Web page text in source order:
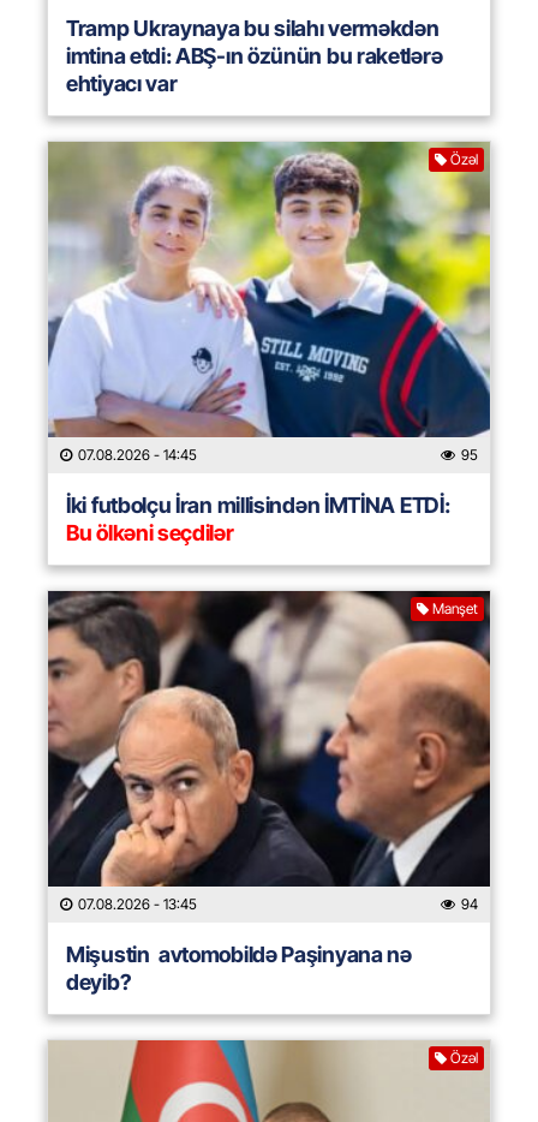
Tramp Ukraynaya bu silahı verməkdən
imtina etdi: ABŞ-ın özünün bu raketlərə
ehtiyacı var
Özəl
07.08.2026 - 14:45 95
İki futbolçu İran millisindən İMTİNA ETDİ:
Bu ölkəni seçdilər
Manşet
07.08.2026 - 13:45 94
Mişustin avtomobildə Paşinyana nə
deyib?
Özəl